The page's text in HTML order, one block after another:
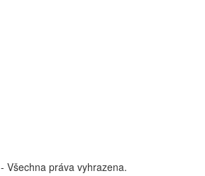
- Všechna práva vyhrazena.